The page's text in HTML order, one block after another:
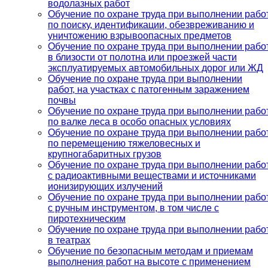
водолазных работ
Обучение по охране труда при выполнении
по поиску, идентификации, обезвреживанию и
уничтожению взрывоопасных предметов
Обучение по охране труда при выполнении
в близости от полотна или проезжей части
эксплуатируемых автомобильных дорог или ЖД
Обучение по охране труда при выполнении
работ, на участках с патогенным заражением
почвы
Обучение по охране труда при выполнении
по валке леса в особо опасных условиях
Обучение по охране труда при выполнении
по перемещению тяжеловесных и
крупногабаритных грузов
Обучение по охране труда при выполнении
с радиоактивными веществами и источниками
ионизирующих излучений
Обучение по охране труда при выполнении
с ручным инструментом, в том числе с
пиротехническим
Обучение по охране труда при выполнении
в театрах
Обучение по безопасным методам и приемам
выполнения работ на высоте с применением